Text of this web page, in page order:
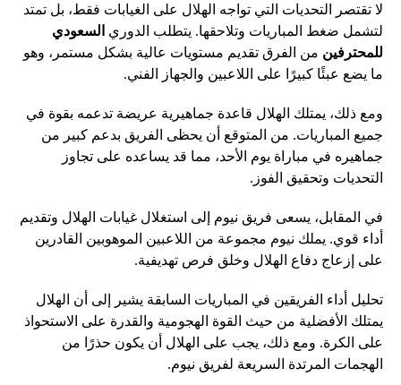
لا تقتصر التحديات التي تواجه الهلال على الغيابات فقط، بل تمتد
لتشمل ضغط المباريات وتلاحقها. يتطلب الدوري السعودي
للمحترفين من الفرق تقديم مستويات عالية بشكل مستمر، وهو
ما يضع عبئًا كبيرًا على اللاعبين والجهاز الفني.
ومع ذلك، يمتلك الهلال قاعدة جماهيرية عريضة تدعمه بقوة في
جميع المباريات. من المتوقع أن يحظى الفريق بدعم كبير من
جماهيره في مباراة يوم الأحد، مما قد يساعده على تجاوز
التحديات وتحقيق الفوز.
في المقابل، يسعى فريق نيوم إلى استغلال غيابات الهلال وتقديم
أداء قوي. يملك نيوم مجموعة من اللاعبين الموهوبين القادرين
على إزعاج دفاع الهلال وخلق فرص تهديفية.
تحليل أداء الفريقين في المباريات السابقة يشير إلى أن الهلال
يمتلك الأفضلية من حيث القوة الهجومية والقدرة على الاستحواذ
على الكرة. ومع ذلك، يجب على الهلال أن يكون حذرًا من
الهجمات المرتدة السريعة لفريق نيوم.